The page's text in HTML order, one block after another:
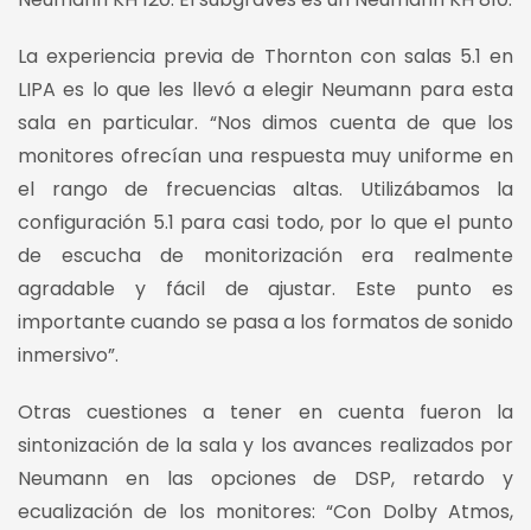
La experiencia previa de Thornton con salas 5.1 en
LIPA es lo que les llevó a elegir Neumann para esta
sala en particular. “Nos dimos cuenta de que los
monitores ofrecían una respuesta muy uniforme en
el rango de frecuencias altas. Utilizábamos la
configuración 5.1 para casi todo, por lo que el punto
de escucha de monitorización era realmente
agradable y fácil de ajustar. Este punto es
importante cuando se pasa a los formatos de sonido
inmersivo”.
Otras cuestiones a tener en cuenta fueron la
sintonización de la sala y los avances realizados por
Neumann en las opciones de DSP, retardo y
ecualización de los monitores: “Con Dolby Atmos,